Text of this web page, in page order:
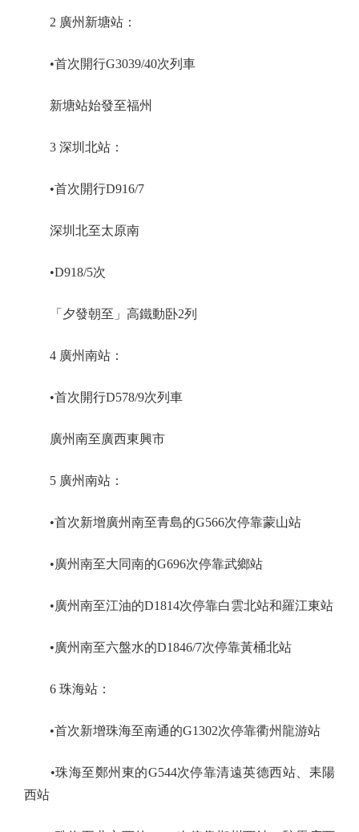
2 廣州新塘站：
•首次開行G3039/40次列車
新塘站始發至福州
3 深圳北站：
•首次開行D916/7
深圳北至太原南
•D918/5次
「夕發朝至」高鐵動卧2列
4 廣州南站：
•首次開行D578/9次列車
廣州南至廣西東興市
5 廣州南站：
•首次新增廣州南至青島的G566次停靠蒙山站
•廣州南至大同南的G696次停靠武鄉站
•廣州南至江油的D1814次停靠白雲北站和羅江東站
•廣州南至六盤水的D1846/7次停靠黃桶北站
6 珠海站：
•首次新增珠海至南通的G1302次停靠衢州龍游站
•珠海至鄭州東的G544次停靠清遠英德西站、耒陽
西站